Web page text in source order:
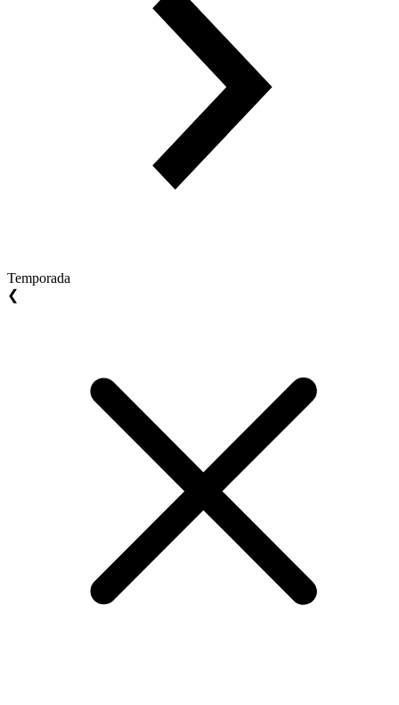
Temporada
❮